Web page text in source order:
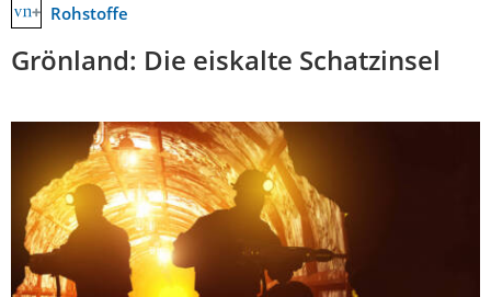
Rohstoffe
Grönland: Die eiskalte Schatzinsel